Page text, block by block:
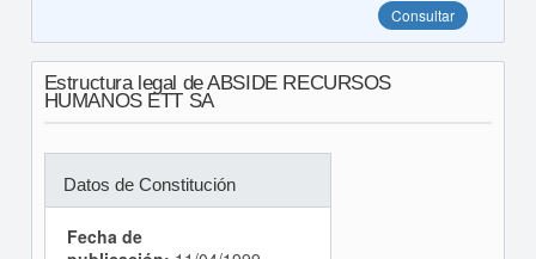
Consultar
Estructura legal de ABSIDE RECURSOS
HUMANOS ETT SA
Datos de Constitución
Fecha de